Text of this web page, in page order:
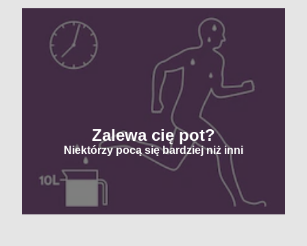
Zalewa cię pot?
Niektórzy pocą się bardziej niż inni